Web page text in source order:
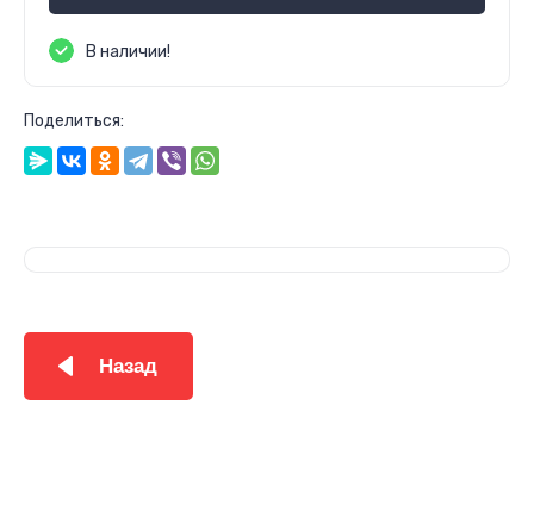
В наличии!
Поделиться:
Назад